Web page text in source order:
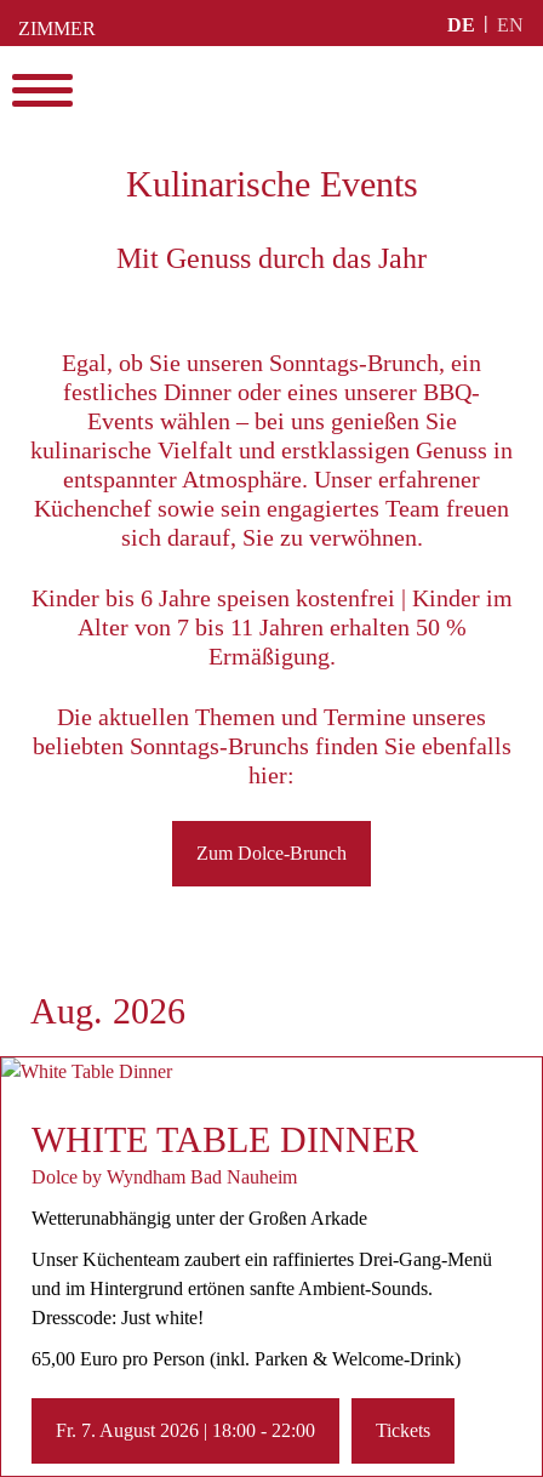
ZIMMER
DE EN
Menu
Kulinarische Events
Mit Genuss durch das Jahr
Egal, ob Sie unseren Sonntags-Brunch, ein
festliches Dinner oder eines unserer BBQ-
Events wählen – bei uns genießen Sie
kulinarische Vielfalt und erstklassigen Genuss in
entspannter Atmosphäre. Unser erfahrener
Küchenchef sowie sein engagiertes Team freuen
sich darauf, Sie zu verwöhnen.
Kinder bis 6 Jahre speisen kostenfrei | Kinder im
Alter von 7 bis 11 Jahren erhalten 50 %
Ermäßigung.
Die aktuellen Themen und Termine unseres
beliebten Sonntags-Brunchs finden Sie ebenfalls
hier:
Zum Dolce-Brunch
Aug. 2026
WHITE TABLE DINNER
Dolce by Wyndham Bad Nauheim
Wetterunabhängig unter der Großen Arkade
Unser Küchenteam zaubert ein raffiniertes Drei-Gang-Menü
und im Hintergrund ertönen sanfte Ambient-Sounds.
Dresscode: Just white!
65,00 Euro pro Person (inkl. Parken & Welcome-Drink)
Fr. 7. August 2026 | 18:00 - 22:00 Tickets